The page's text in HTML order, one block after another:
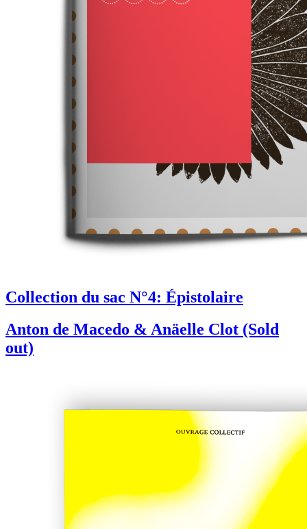
Collection du sac N°4: Épistolaire
Anton de Macedo & Anäelle Clot (Sold
out)